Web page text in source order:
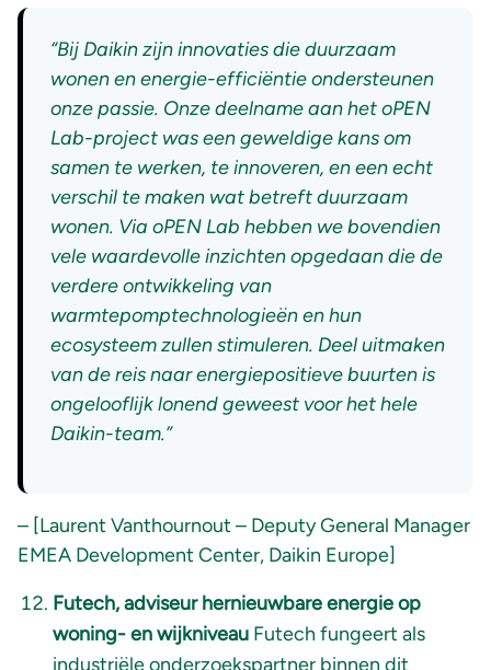
“Bij Daikin zijn innovaties die duurzaam
wonen en energie-efficiëntie ondersteunen
onze passie. Onze deelname aan het oPEN
Lab-project was een geweldige kans om
samen te werken, te innoveren, en een echt
verschil te maken wat betreft duurzaam
wonen. Via oPEN Lab hebben we bovendien
vele waardevolle inzichten opgedaan die de
verdere ontwikkeling van
warmtepomptechnologieën en hun
ecosysteem zullen stimuleren. Deel uitmaken
van de reis naar energiepositieve buurten is
ongelooflijk lonend geweest voor het hele
Daikin-team.”
– [Laurent Vanthournout – Deputy General Manager
EMEA Development Center, Daikin Europe]
Futech, adviseur hernieuwbare energie op
woning- en wijkniveau Futech fungeert als
industriële onderzoekspartner binnen dit